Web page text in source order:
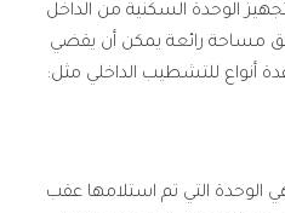
الوحدة السكنية من الداخل
مساحة رائعة يمكن أن يقضي
أنواع للتشطيب الداخلي مثل:
التي تم استلامها عقب